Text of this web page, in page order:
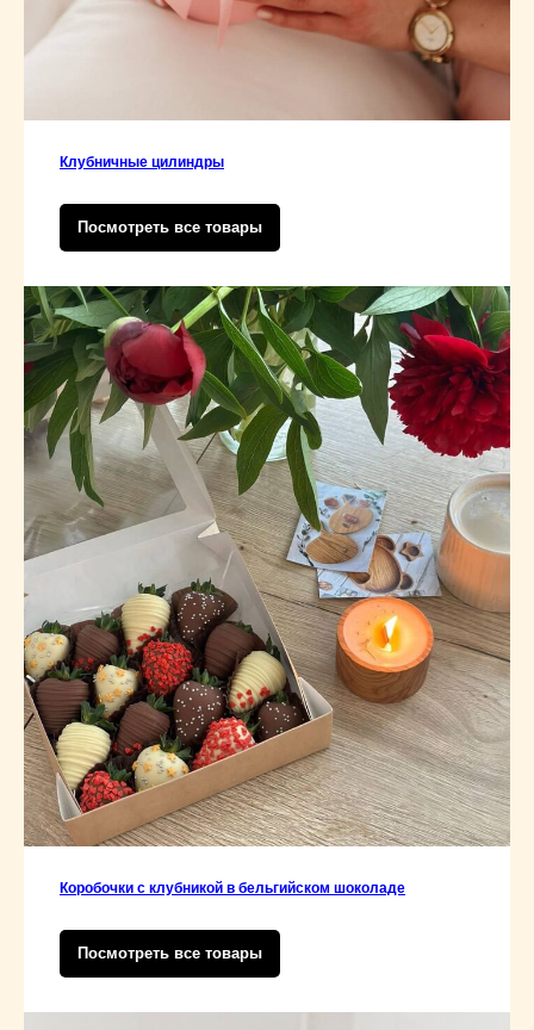
Клубничные цилиндры
Посмотреть все товары
Коробочки с клубникой в бельгийском шоколаде
Посмотреть все товары